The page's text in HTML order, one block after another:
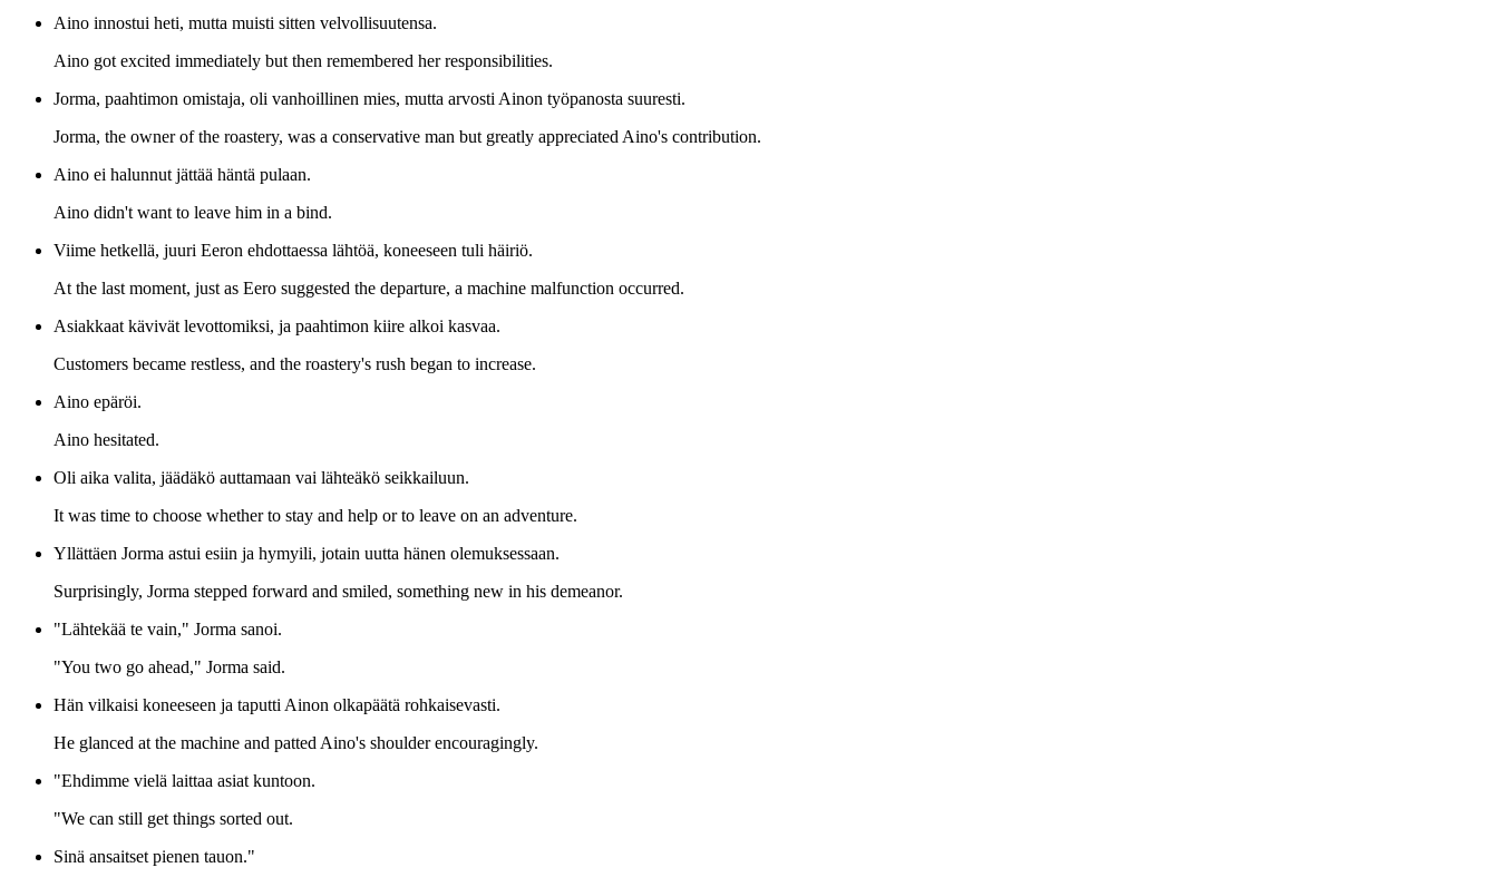
Aino innostui heti, mutta muisti sitten velvollisuutensa.
Aino got excited immediately but then remembered her responsibilities.
Jorma, paahtimon omistaja, oli vanhoillinen mies, mutta arvosti Ainon työpanosta suuresti.
Jorma, the owner of the roastery, was a conservative man but greatly appreciated Aino's contribution.
Aino ei halunnut jättää häntä pulaan.
Aino didn't want to leave him in a bind.
Viime hetkellä, juuri Eeron ehdottaessa lähtöä, koneeseen tuli häiriö.
At the last moment, just as Eero suggested the departure, a machine malfunction occurred.
Asiakkaat kävivät levottomiksi, ja paahtimon kiire alkoi kasvaa.
Customers became restless, and the roastery's rush began to increase.
Aino epäröi.
Aino hesitated.
Oli aika valita, jäädäkö auttamaan vai lähteäkö seikkailuun.
It was time to choose whether to stay and help or to leave on an adventure.
Yllättäen Jorma astui esiin ja hymyili, jotain uutta hänen olemuksessaan.
Surprisingly, Jorma stepped forward and smiled, something new in his demeanor.
"Lähtekää te vain," Jorma sanoi.
"You two go ahead," Jorma said.
Hän vilkaisi koneeseen ja taputti Ainon olkapäätä rohkaisevasti.
He glanced at the machine and patted Aino's shoulder encouragingly.
"Ehdimme vielä laittaa asiat kuntoon.
"We can still get things sorted out.
Sinä ansaitset pienen tauon."